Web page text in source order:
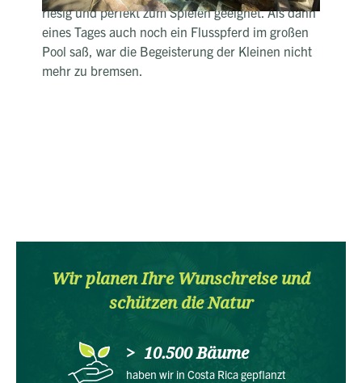
riesig und perfekt zum Spielen geeignet. Als dann
eines Tages auch noch ein Flusspferd im großen
Pool saß, war die Begeisterung der Kleinen nicht
mehr zu bremsen.
Wir planen Ihre Wunschreise und
schützen die Natur
10.500 Bäume
haben wir in Costa Rica gepflanzt